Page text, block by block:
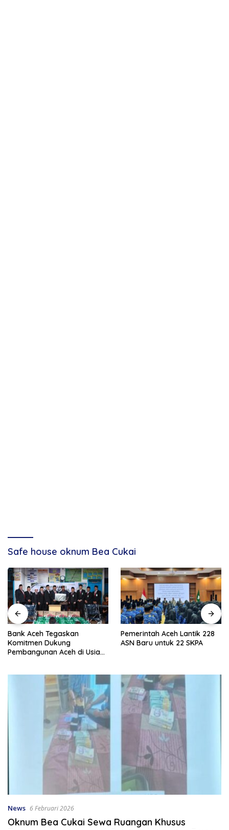
Safe house oknum Bea Cukai
Bank Aceh Tegaskan
Komitmen Dukung
Pembangunan Aceh di Usia
Pemerintah Aceh Lantik 228
ASN Baru untuk 22 SKPA
News 6 Februari 2026
Oknum Bea Cukai Sewa Ruangan Khusus